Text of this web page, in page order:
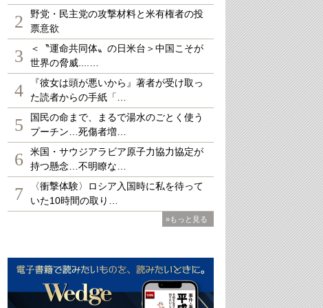
2
野党・民主党の攻撃材料と米有権者の投
票意欲
3
＜〝運命共同体〟の日米台＞中国こそが
世界の脅威....…
4
『彼女は頭が悪いから』著者が受け取っ
た読者からの手紙「…
5
国民の命まで、まるで湯水のごとく使う
プーチン…死傷者増…
6
米国・サウジアラビア原子力協力協定が
持つ懸念…不明瞭な…
7
〈衝撃体験〉ロシア入国時に私を待って
いた10時間の取り…
»もっと見る